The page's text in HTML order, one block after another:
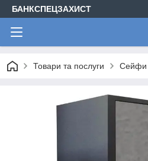
БАНКСПЕЦЗАХИСТ
Товари та послуги Сейфи